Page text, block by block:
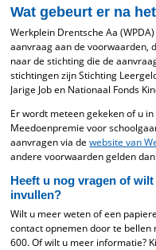
Wat gebeurt er na
Werkplein Drentsche Aa
aanvraag aan de voorwaarden,
naar de stichting die de
stichtingen zijn Stichting
Jarige Job en Nationaal Fonds
Er wordt meteen gekeken of u
Meedoenpremie voor
aanvragen via dewebsite van
andere voorwaarden gelden
Heeft u nog vragen of
invullen?
Wilt u meer weten of een
contact opnemen door te bellen
600. Of wilt u meer informatie?